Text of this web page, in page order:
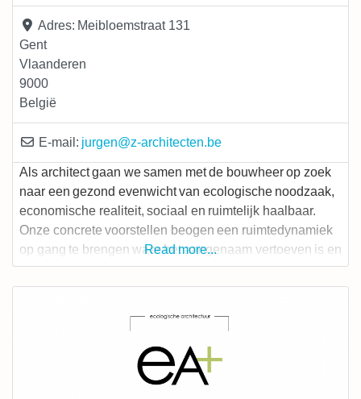
Adres: Meibloemstraat 131
Gent
Vlaanderen
9000
België
E-mail: jurgen@z-architecten.be
Als architect gaan we samen met de bouwheer op zoek
naar een gezond evenwicht van ecologische noodzaak,
economische realiteit, sociaal en ruimtelijk haalbaar.
Onze concrete voorstellen beogen een ruimtedynamiek
op gang te brengen waar het aangenaam vertoeven is en
waarbij de be-Leving samen met de
duurzaamheidsaspecten de twee centrale thema’s zijn in
Read more...